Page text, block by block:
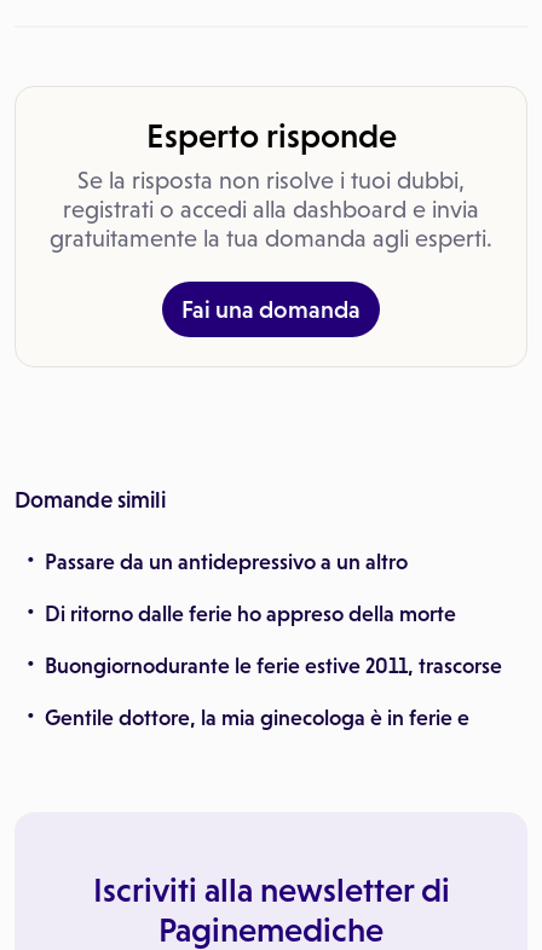
Esperto risponde
Se la risposta non risolve i tuoi dubbi,
registrati o accedi alla dashboard e invia
gratuitamente la tua domanda agli esperti.
Fai una domanda
Domande simili
Passare da un antidepressivo a un altro
Di ritorno dalle ferie ho appreso della morte
Buongiornodurante le ferie estive 2011, trascorse
Gentile dottore, la mia ginecologa è in ferie e
Iscriviti alla newsletter di
Paginemediche